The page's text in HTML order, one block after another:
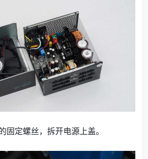
固定螺丝，拆开电源上盖。